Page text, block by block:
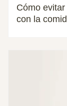
Cómo
con la